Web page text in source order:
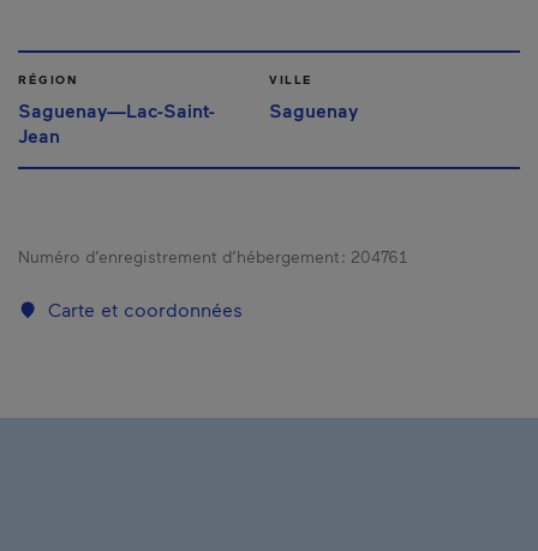
RÉGION
Saguenay—Lac-Saint-
Jean
VILLE
Saguenay
Numéro d’enregistrement d’hébergement : 204761
Carte et coordonnées